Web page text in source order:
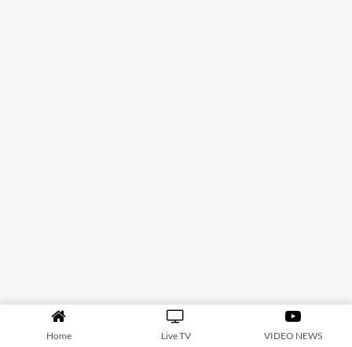
Home Live TV VIDEO NEWS